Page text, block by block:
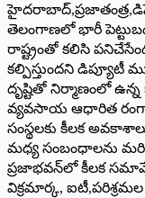
తెలంగాణలో భారీ
రాష్ట్రంతో కలిసి
కల్పిస్తుందని డిప్యూటీ
‌దృష్టితో నిర్మాణంలో
వ్యవసాయ ఆధారిత రంగాల
‌సంస్థలకు కీలక
మధ్య సంబంధాలను
ప్రజాభవన్‌లో కీలక
విక్రమార్క, ఐటీ,పరిశ్రమల